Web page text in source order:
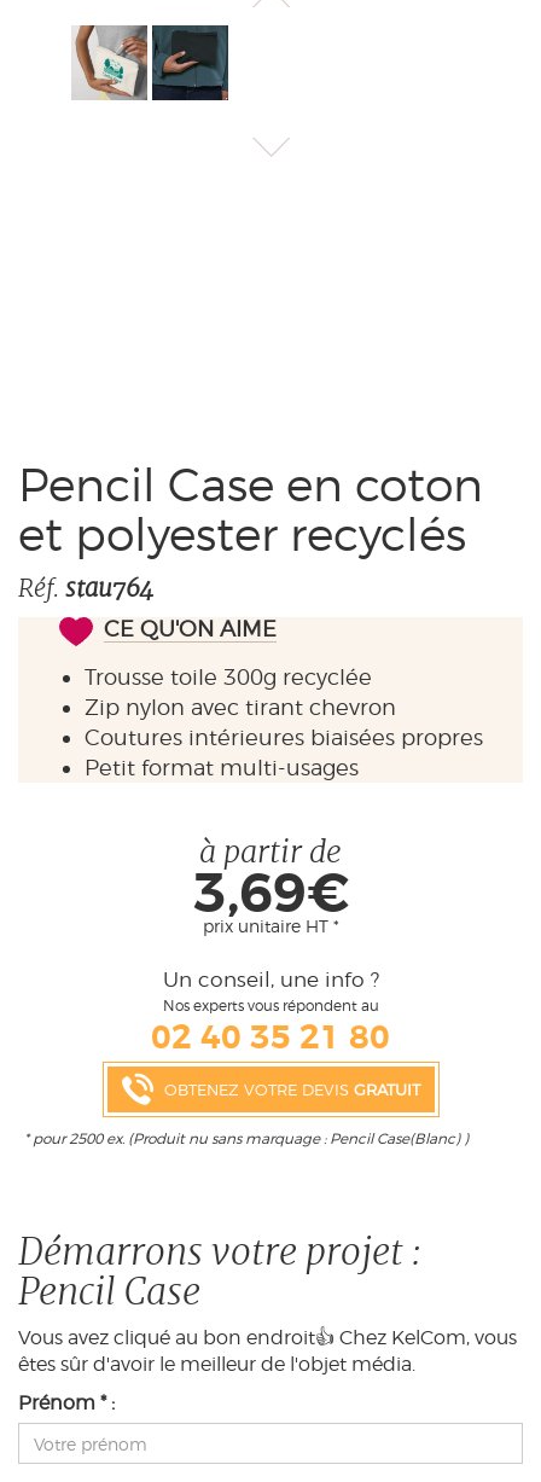
Pencil Case en coton
et polyester recyclés
Réf. stau764
CE QU'ON AIME
Trousse toile 300g recyclée
Zip nylon avec tirant chevron
Coutures intérieures biaisées propres
Petit format multi-usages
à partir de
3,69€
prix unitaire HT *
Un conseil, une info ?
Nos experts vous répondent au
02 40 35 21 80
OBTENEZ VOTRE DEVIS GRATUIT
* pour 2500 ex. (Produit nu sans marquage : Pencil Case(Blanc) )
Démarrons votre projet :
Pencil Case
Vous avez cliqué au bon endroit👍 Chez KelCom, vous
êtes sûr d'avoir le meilleur de l'objet média.
Prénom * :